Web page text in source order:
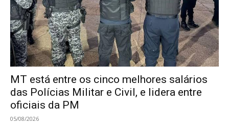
MT está entre os cinco melhores salários
das Polícias Militar e Civil, e lidera entre
oficiais da PM
05/08/2026